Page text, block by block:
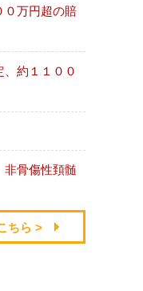
０万円超の賠
約１１００
非骨傷性頚髄
ちら >